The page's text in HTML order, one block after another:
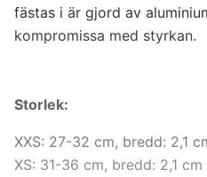
fästas i är gjord av
kompromissa med styrkan.
Storlek:
XXS: 27-32 cm, bredd:
XS: 31-36 cm, bredd: 2,1 cm